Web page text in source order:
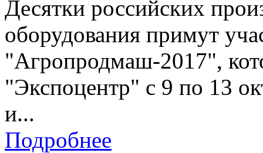
Десятки российских
оборудования примут
"Агропродмаш-2017",
"Экспоцентр" с 9 по 13
и...
Подробнее